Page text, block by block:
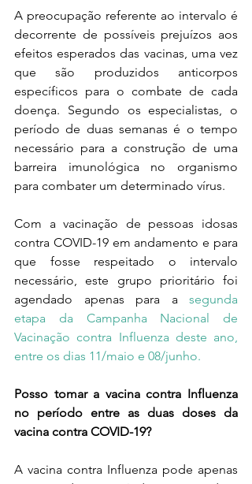
A preocupação referente ao intervalo é
decorrente de possíveis prejuízos aos
efeitos esperados das vacinas, uma vez
que são produzidos anticorpos
específicos para o combate de cada
doença. Segundo os especialistas, o
período de duas semanas é o tempo
necessário para a construção de uma
barreira imunológica no organismo
para combater um determinado vírus.
Com a vacinação de pessoas idosas
contra COVID-19 em andamento e para
que fosse respeitado o intervalo
necessário, este grupo prioritário foi
agendado apenas para a segunda
etapa da Campanha Nacional de
Vacinação contra Influenza deste ano,
entre os dias 11/maio e 08/junho.
Posso tomar a vacina contra Influenza
no período entre as duas doses da
vacina contra COVID-19?
A vacina contra Influenza pode apenas